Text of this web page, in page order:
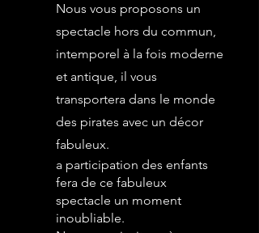
Nous vous proposons un
spectacle hors du commun,
intemporel à la fois moderne
et antique, il vous
transportera dans le monde
des pirates avec un décor
fabuleux.
a participation des enfants
fera de ce fabuleux
spectacle un moment
inoubliable.